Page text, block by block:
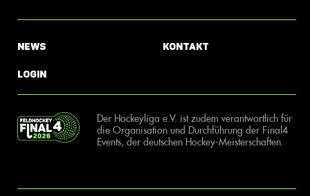
News
Login
Kontakt
Der Hockeyliga e.V. ist zudem verantwortlich für
die Organisation und Durchführung der Final4
Events, der deutschen Hockey-Meisterschaften.